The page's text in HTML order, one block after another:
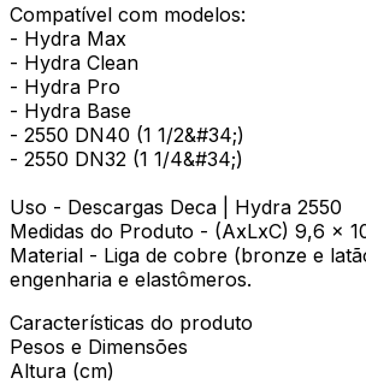
Compatível com modelos:
- Hydra Max
- Hydra Clean
- Hydra Pro
- Hydra Base
- 2550 DN40 (1 1/2&#34;)
- 2550 DN32 (1 1/4&#34;)
Uso - Descargas Deca | Hydra 2550
Medidas do Produto - (AxLxC) 9,6 x
Material - Liga de cobre (bronze e
engenharia e elastômeros.
Características do produto
Pesos e Dimensões
Altura (cm)